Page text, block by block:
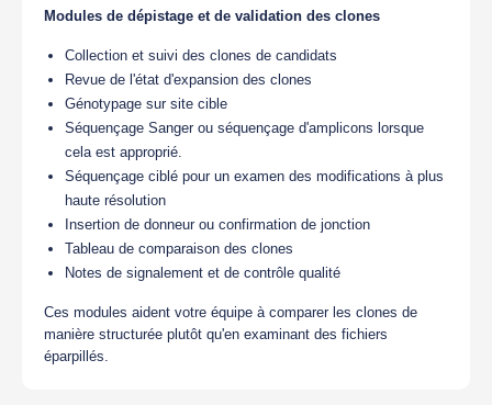
Modules de dépistage et de validation des clones
Collection et suivi des clones de candidats
Revue de l'état d'expansion des clones
Génotypage sur site cible
Séquençage Sanger ou séquençage d'amplicons lorsque
cela est approprié.
Séquençage ciblé pour un examen des modifications à plus
haute résolution
Insertion de donneur ou confirmation de jonction
Tableau de comparaison des clones
Notes de signalement et de contrôle qualité
Ces modules aident votre équipe à comparer les clones de
manière structurée plutôt qu'en examinant des fichiers
éparpillés.